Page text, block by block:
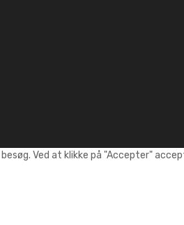
Ved at klikke på "Accepter"